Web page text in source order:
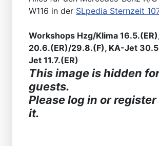
W116 in der SLpedia Sternzeit
Workshops Hzg/Klima
20.6.(ER)/29.8.(F), KA-Jet
Jet 11.7.(ER)
This image is hidden
guests.
Please log in or register
it.